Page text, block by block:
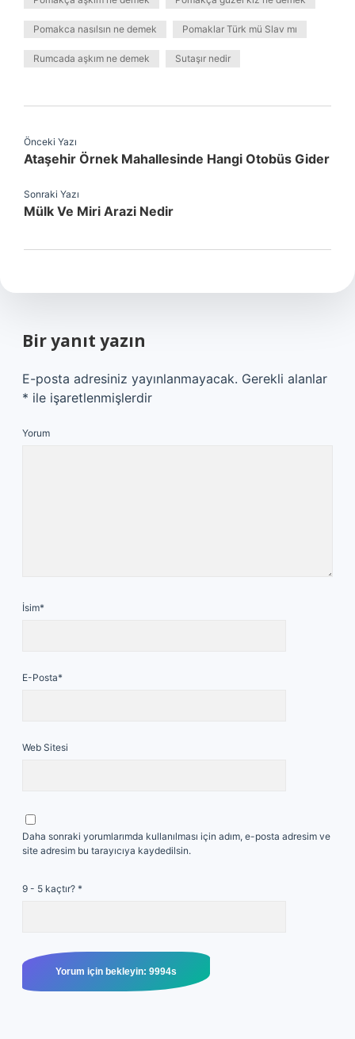
Pomakca nasılsın ne demek Pomaklar Türk mü Slav mı
Rumcada aşkım ne demek Sutaşır nedir
Önceki Yazı
Ataşehir Örnek Mahallesinde Hangi Otobüs Gider
Sonraki Yazı
Mülk Ve Miri Arazi Nedir
Bir yanıt yazın
E-posta adresiniz yayınlanmayacak. Gerekli alanlar
* ile işaretlenmişlerdir
Yorum
İsim*
E-Posta*
Web Sitesi
Daha sonraki yorumlarımda kullanılması için adım, e-posta adresim ve
site adresim bu tarayıcıya kaydedilsin.
9 - 5 kaçtır? *